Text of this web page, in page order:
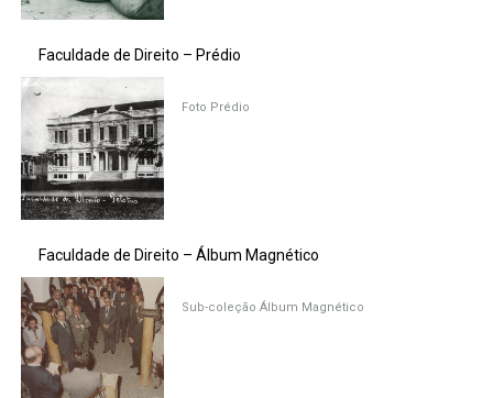
Faculdade de Direito – Prédio
Foto Prédio
Faculdade de Direito – Álbum Magnético
Sub-coleção Álbum Magnético